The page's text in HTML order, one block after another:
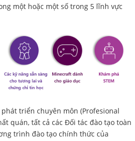
một hoặc một số trong 5 lĩnh vực
triển chuyên môn (Profesional
quán, tất cả các Đối tác đào tạo toàn
trình đào tạo chính thức của